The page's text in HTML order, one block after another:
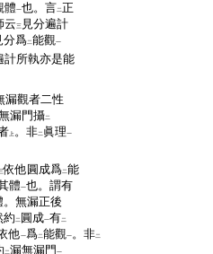
體一也。言二正
云三 見分遍計
分爲二能觀一
計所執亦是能
漏觀者二性
漏門攝二
上 。非二 眞理一
依他圓成爲二能
體一也。謂有
。無漏正後
約 二 圓成一有二
他一爲二能觀一。非二
二漏無漏門 一